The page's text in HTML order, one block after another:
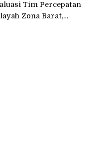
Tim Percepatan
Zona Barat,…